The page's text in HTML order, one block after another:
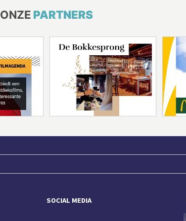
ONZE PARTNERS
SOCIAL MEDIA